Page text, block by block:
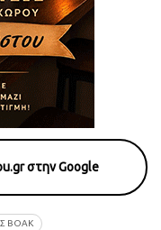
στην Google
ΒΟΑΚ